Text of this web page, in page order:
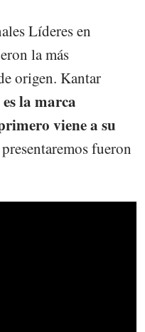
Líderes en
la más
origen. Kantar
la marca
viene a su
fueron